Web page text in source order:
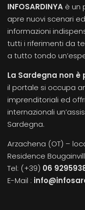
INFOSARDINYA è un
apre nuovi scenari
informazioni
tutti i riferimenti da
a tutto tondo
La Sardegna non è
il portale si occupa
imprenditoriali ed
internazionali
Sardegna.
Arzachena (OT) –
Residence
Tel: (+39) 06
E-Mail :